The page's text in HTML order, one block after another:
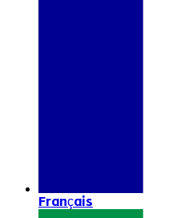
Français